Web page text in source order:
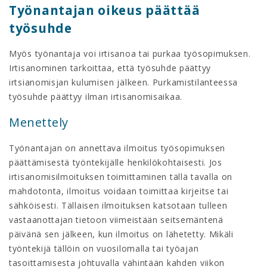
Työnantajan oikeus päättää
työsuhde
Myös työnantaja voi irtisanoa tai purkaa työsopimuksen.
Irtisanominen tarkoittaa, että työsuhde päättyy
irtsianomisjan kulumisen jälkeen. Purkamistilanteessa
työsuhde päättyy ilman irtisanomisaikaa.
Menettely
Työnantajan on annettava ilmoitus työsopimuksen
päättämisestä työntekijälle henkilökohtaisesti. Jos
irtisanomisilmoituksen toimittaminen tällä tavalla on
mahdotonta, ilmoitus voidaan toimittaa kirjeitse tai
sähköisesti. Tällaisen ilmoituksen katsotaan tulleen
vastaanottajan tietoon viimeistään seitsemäntenä
päivänä sen jälkeen, kun ilmoitus on lähetetty. Mikäli
työntekijä tällöin on vuosilomalla tai työajan
tasoittamisesta johtuvalla vähintään kahden viikon